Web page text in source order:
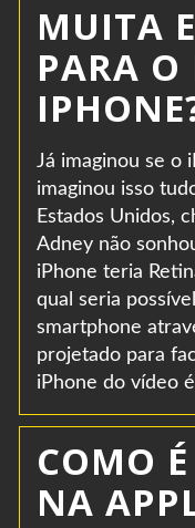
MUITA
PARA
Já imaginou se o
imaginou isso
Estados Unidos,
Adney não
iPhone teria
qual seria
smartphone
projetado para
iPhone do vídeo
COMO
NA